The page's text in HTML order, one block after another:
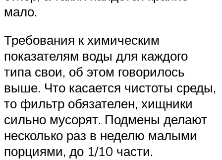
мало.
Требования к химическим
показателям воды для каждого
типа свои, об этом говорилось
выше. Что касается чистоты среды,
то фильтр обязателен, хищники
сильно мусорят. Подмены делают
несколько раз в неделю малыми
порциями, до 1/10 части.